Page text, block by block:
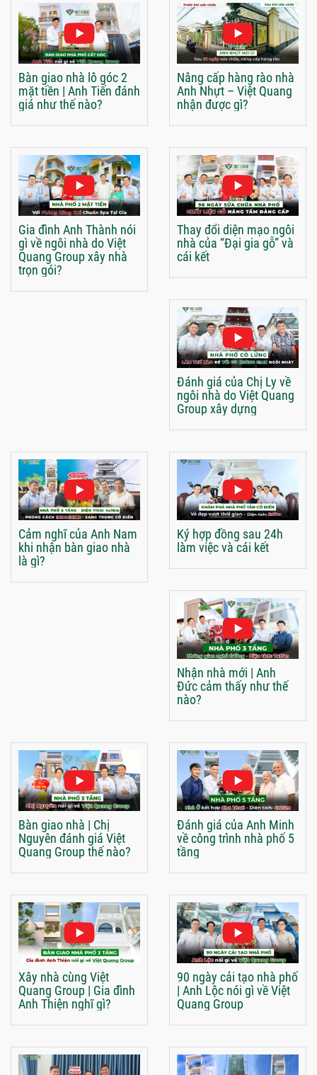
Bàn giao nhà lô góc 2
mặt tiền | Anh Tiến đánh
giá như thế nào?
Nâng cấp hàng rào nhà
Anh Nhựt – Việt Quang
nhận được gì?
Gia đình Anh Thành nói
gì về ngôi nhà do Việt
Quang Group xây nhà
trọn gói?
Thay đổi diện mạo ngôi
nhà của “Đại gia gỗ” và
cái kết
Đánh giá của Chị Ly về
ngôi nhà do Việt Quang
Group xây dựng
Cảm nghĩ của Anh Nam
khi nhận bàn giao nhà
là gì?
Ký hợp đồng sau 24h
làm việc và cái kết
Nhận nhà mới | Anh
Đức cảm thấy như thế
nào?
Bàn giao nhà | Chị
Nguyên đánh giá Việt
Quang Group thế nào?
Đánh giá của Anh Minh
về công trình nhà phố 5
tầng
Xây nhà cùng Việt
Quang Group | Gia đình
Anh Thiện nghĩ gì?
90 ngày cải tạo nhà phố
| Anh Lộc nói gì về Việt
Quang Group